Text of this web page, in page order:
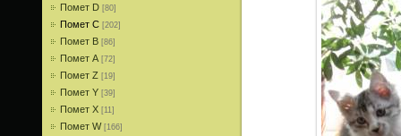
Помет D [80]
Помет С [202]
Помет В [86]
Помет A [72]
Помет Z [19]
Помет Y [39]
Помет X [11]
Помет W [166]